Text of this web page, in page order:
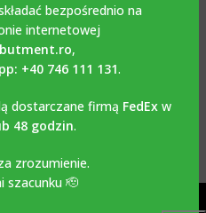
bezpośrednio na
internetowej
,
+40 746 111 131.
dostarczane firmą FedExw
48 godzin.
zrozumienie.
szacunku 🫡
Polska